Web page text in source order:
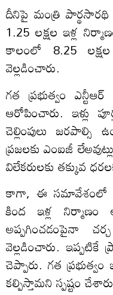
దీనిపై మంత్రి
1.25 లక్షల ఇళ్ల
కాలంలో 8.25 లక్షల
వెల్లడించారు.
గత ప్రభుత్వం ఎన్టీఆర్
ఆరోపించారు. ఇళ్లు
చెల్లింపులు
ప్రజలకు ఎంఐజీ
విలేకరులకు తక్కువ
కాగా, ఈ సమావేశంలో
కింద ఇళ్ల
అప్పగించడంపైనా
వెల్లడించారు. ఇప్పటికే
చెప్పారు. గత
కల్పిస్తామని స్పష్టం